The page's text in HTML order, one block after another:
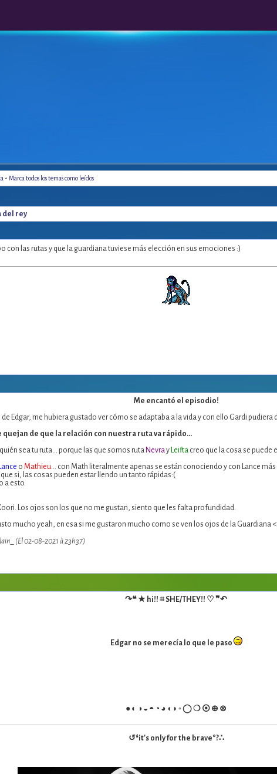
- Marca todos los temas como leídos
del rey
con las rutas y que la guardiana tuviese más elección en sus emociones :)
Me encantó el episodio!
Edgar, me hubiera gustado ver cómo se adaptaba a la vida y con ello Gardi
quejan de que la relación con nuestra ruta va rápido...
sea tu ruta... porque las que somos ruta Nevray Leifta creo que la cosa se puede
Lance o Mathieu... con Math literalmente apenas se están conociendo y con Lance
si, las cosas pueden estar llendo un tanto rápidas:(
a esto.
Los ojos son los que no me gustan, siento que les falta profundidad.
mucho yeah, en esa si me gustaron mucho como se ven los ojos de la Guardiana
(El 02-08-2021 à 23h37)
↷❝ ★ hi!! ⌗ SHE/THEY!! ♡ ❞↶
Edgar no se merecía lo que le paso
● ◐ ◑ ◒ ◓ ◔ ◕ ◖ ◗ ◦ ◯ ❍ ⦿ ⊕ ⊗
↺❛it's only for the brave°?∴